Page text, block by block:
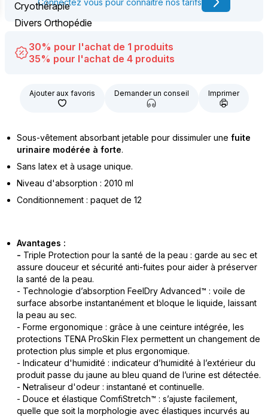
Cryothérapie
Divers Orthopédie
Connectez vous pour connaître nos tarifs
30% pour l'achat de 1 produits
35% pour l'achat de 4 produits
Ajouter aux favoris Demander un conseil Imprimer
Sous-vêtement absorbant jetable pour dissimuler une fuite
urinaire modérée à forte.
Sans latex et à usage unique.
Niveau d'absorption : 2010 ml
Conditionnement : paquet de 12
Avantages :
- Triple Protection pour la santé de la peau : garde au sec et
assure douceur et sécurité anti-fuites pour aider à préserver
la santé de la peau.
- Technologie d’absorption FeelDry Advanced™ : voile de
surface absorbe instantanément et bloque le liquide, laissant
la peau au sec.
- Forme ergonomique : grâce à une ceinture intégrée, les
protections TENA ProSkin Flex permettent un changement de
protection plus simple et plus ergonomique.
- Indicateur d'humidité : indicateur d’humidité à l’extérieur du
produit passe du jaune au bleu quand de l’urine est détectée.
- Netraliseur d'odeur : instantané et continuelle.
- Douce et élastique ComfiStretch™ : s’ajuste facilement,
quelle que soit la morphologie avec élastiques incurvés au